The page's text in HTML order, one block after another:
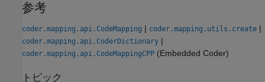
参考
coder.mapping.api.CodeMapping | coder.mapping.utils.create |
coder.mapping.api.CoderDictionary |
coder.mapping.api.CodeMappingCPP (Embedded Coder)
トピック